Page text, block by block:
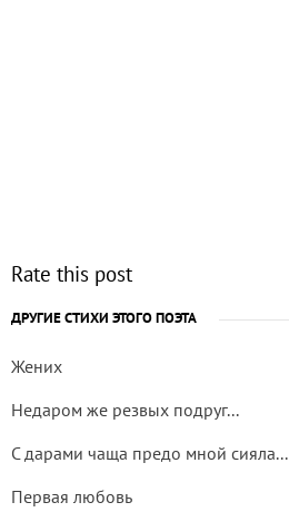
Rate this post
ДРУГИЕ СТИХИ ЭТОГО ПОЭТА
Жених
Недаром же резвых подруг...
С дарами чаща предо мной сияла...
Первая любовь